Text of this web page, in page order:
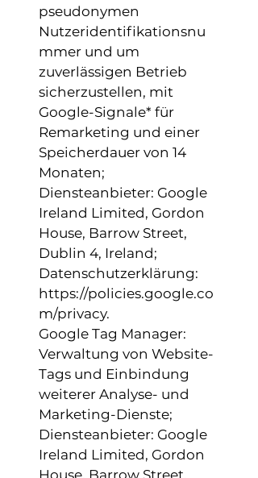
pseudonymen
Nutzeridentifikationsnu
mmer und um
zuverlässigen Betrieb
sicherzustellen, mit
Google-Signale* für
Remarketing und einer
Speicherdauer von 14
Monaten;
Diensteanbieter: Google
Ireland Limited, Gordon
House, Barrow Street,
Dublin 4, Ireland;
Datenschutzerklärung:
https://policies.google.co
m/privacy.
Google Tag Manager:
Verwaltung von Website-
Tags und Einbindung
weiterer Analyse- und
Marketing-Dienste;
Diensteanbieter: Google
Ireland Limited, Gordon
House, Barrow Street,